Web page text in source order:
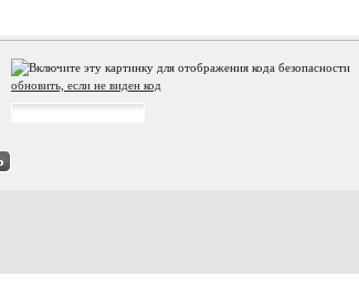
обновить, если не виден код